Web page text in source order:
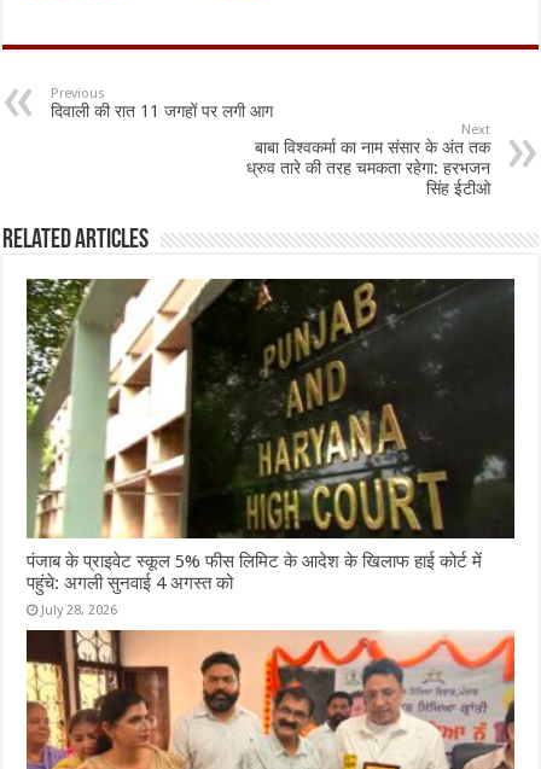
e
b
o
at
p
ai ar
Previous
दिवाली की रात 11 जगहों पर लगी आग
Next
बाबा विश्वकर्मा का नाम संसार के अंत तक
ध्रुव तारे की तरह चमकता रहेगा: हरभजन
सिंह ईटीओ
Related Articles
पंजाब के प्राइवेट स्कूल 5% फीस लिमिट के आदेश के खिलाफ हाई कोर्ट में
पहुंचे: अगली सुनवाई 4 अगस्त को
July 28, 2026